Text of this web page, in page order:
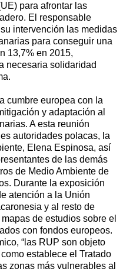
para afrontar las
El responsable
intervención las medidas
para conseguir una
13,7% en 2015,
necesaria solidaridad
cumbre europea con la
y adaptación al
A esta reunión
autoridades polacas, la
Elena Espinosa, así
de las demás
de Medio Ambiente de
Durante la exposición
atención a la Unión
y al resto de
de estudios sobre el
con fondos europeos.
“las RUP son objeto
establece el Tratado
zonas más vulnerables al